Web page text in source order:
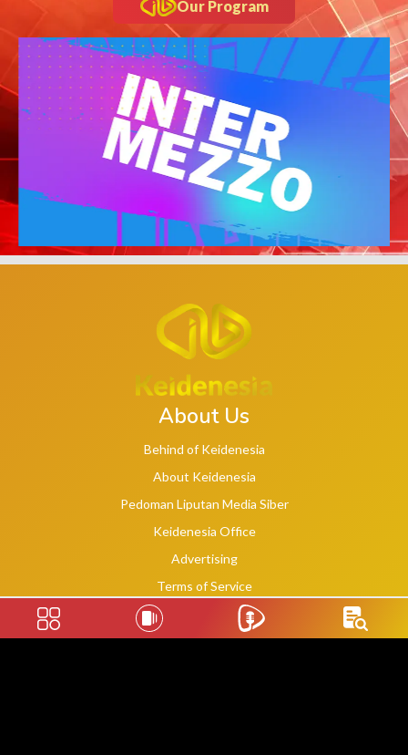
Our Program
About Us
Behind of Keidenesia
About Keidenesia
Pedoman Liputan Media Siber
Keidenesia Office
Advertising
Terms of Service
Privacy Policy
Social Links